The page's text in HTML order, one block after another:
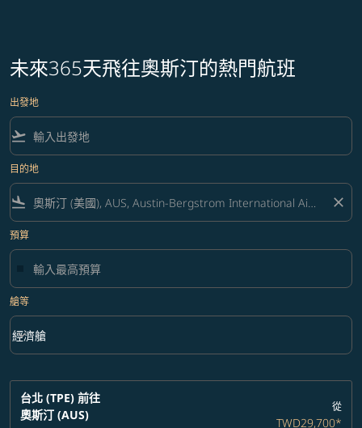
未來365天飛往奧斯汀的熱門航班
出發地
flight_takeoff
目的地
flight_land close
預算
艙等
艙等 option 經濟艙 Selected
經濟艙
keyboard_arrow_down
台北 (TPE) 前往
奧斯汀 (AUS)
從
TWD29,700*